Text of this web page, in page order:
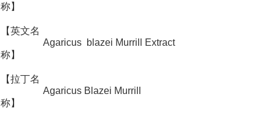
称】
【英文名
称】
Agaricus blazei Murrill Extract
【拉丁名
称】
Agaricus Blazei Murrill